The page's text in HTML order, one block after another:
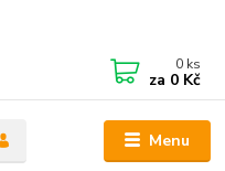
Menu
0 ks
za 0 Kč